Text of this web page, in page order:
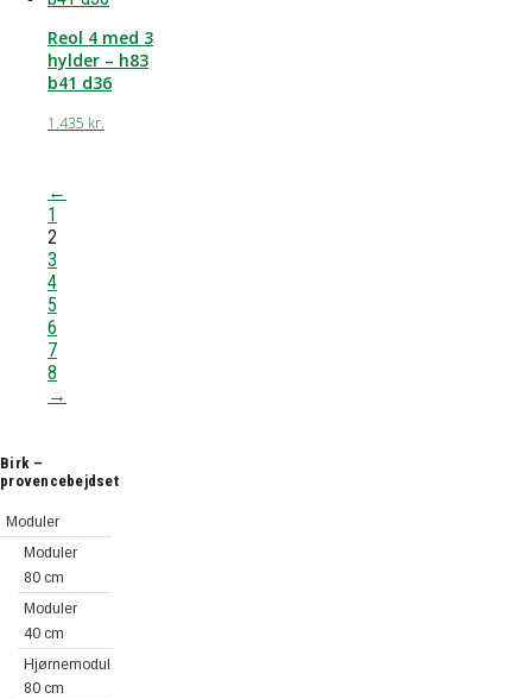
Reol 4 med 3
hylder – h83
b41 d36
1.435 kr.
←
1
2
3
4
5
6
7
8
→
Birk –
provencebejdset
Moduler
Moduler
80 cm
Moduler
40 cm
Hjørnemoduler
80 cm